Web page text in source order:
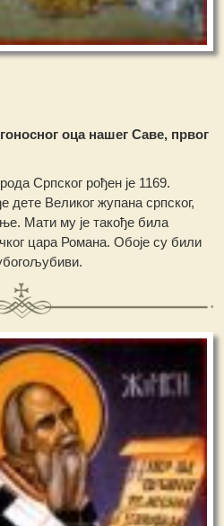
оца нашег Саве, првог
Српског рођен је 1169.
дете Великог жупана српског,
Мати му је такође била
цара Романа. Обоје су били